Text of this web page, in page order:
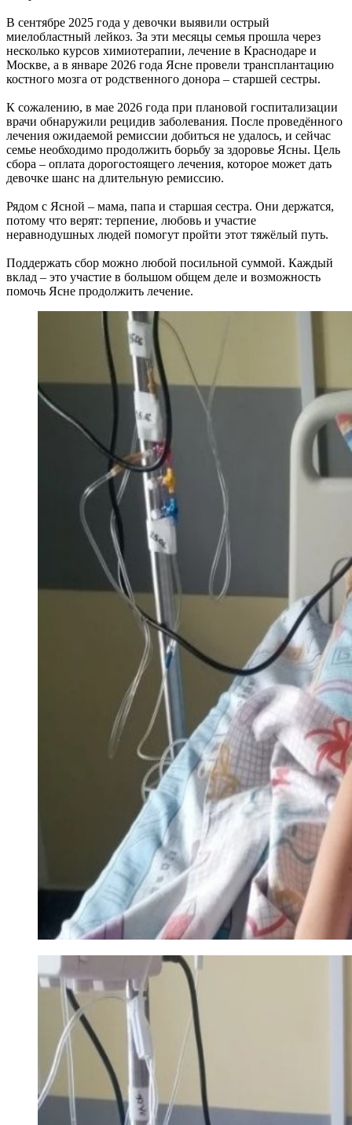
В сентябре 2025 года у девочки выявили острый
миелобластный лейкоз. За эти месяцы семья прошла через
несколько курсов химиотерапии, лечение в Краснодаре и
Москве, а в январе 2026 года Ясне провели трансплантацию
костного мозга от родственного донора – старшей сестры.
К сожалению, в мае 2026 года при плановой госпитализации
врачи обнаружили рецидив заболевания. После проведённого
лечения ожидаемой ремиссии добиться не удалось, и сейчас
семье необходимо продолжить борьбу за здоровье Ясны. Цель
сбора – оплата дорогостоящего лечения, которое может дать
девочке шанс на длительную ремиссию.
Рядом с Ясной – мама, папа и старшая сестра. Они держатся,
потому что верят: терпение, любовь и участие
неравнодушных людей помогут пройти этот тяжёлый путь.
Поддержать сбор можно любой посильной суммой. Каждый
вклад – это участие в большом общем деле и возможность
помочь Ясне продолжить лечение.